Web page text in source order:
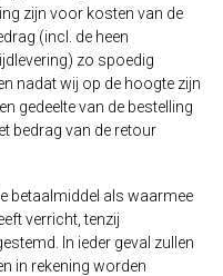
zijn voor kosten van de
(incl. de heen
zo spoedig
nadat wij op de hoogte zijn
gedeelte van de bestelling
bedrag van de retour
betaalmiddel als waarmee
verricht, tenzij
In ieder geval zullen
in rekening worden